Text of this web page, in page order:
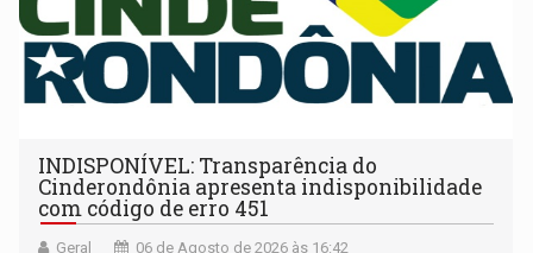
INDISPONÍVEL: Transparência do
Cinderondônia apresenta indisponibilidade
com código de erro 451
Geral 06 de Agosto de 2026 às 16:42